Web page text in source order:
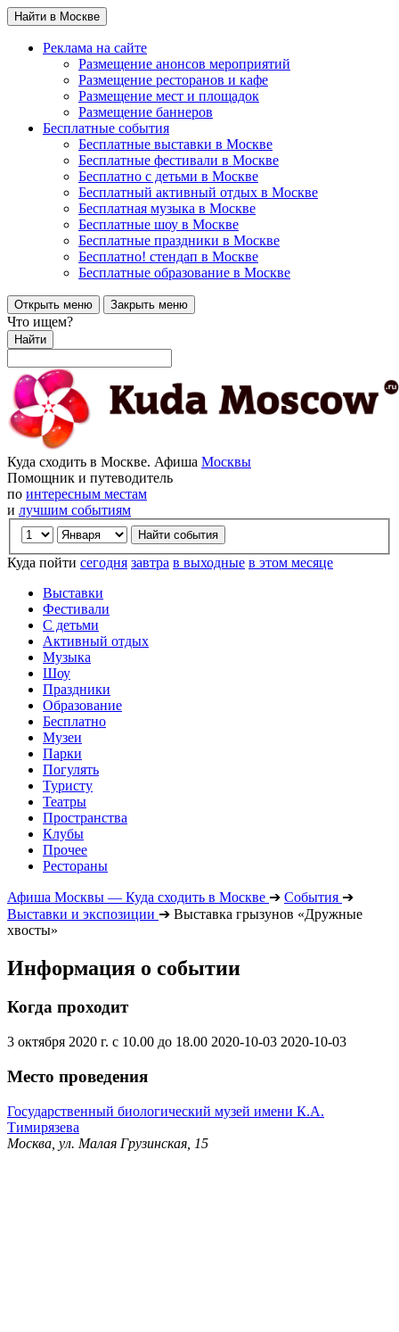
Найти в Москве
Реклама на сайте
Размещение анонсов мероприятий
Размещение ресторанов и кафе
Размещение мест и площадок
Размещение баннеров
Бесплатные события
Бесплатные выставки в Москве
Бесплатные фестивали в Москве
Бесплатно с детьми в Москве
Бесплатный активный отдых в Москве
Бесплатная музыка в Москве
Бесплатные шоу в Москве
Бесплатные праздники в Москве
Бесплатно! стендап в Москве
Бесплатные образование в Москве
Открыть меню Закрыть меню
Что ищем?
Найти
Куда сходить в Москве. Афиша Москвы
Помощник и путеводитель
по интересным местам
и лучшим событиям
Куда пойти сегодня завтра в выходные в этом месяце
Выставки
Фестивали
С детьми
Активный отдых
Музыка
Шоу
Праздники
Образование
Бесплатно
Музеи
Парки
Погулять
Туристу
Театры
Пространства
Клубы
Прочее
Рестораны
Афиша Москвы — Куда сходить в Москве ➔ События ➔
Выставки и экспозиции ➔ Выставка грызунов «Дружные
хвосты»
Информация о событии
Когда проходит
3 октября 2020 г. с 10.00 до 18.00 2020-10-03 2020-10-03
Место проведения
Государственный биологический музей имени К.А.
Тимирязева
Москва, ул. Малая Грузинская, 15